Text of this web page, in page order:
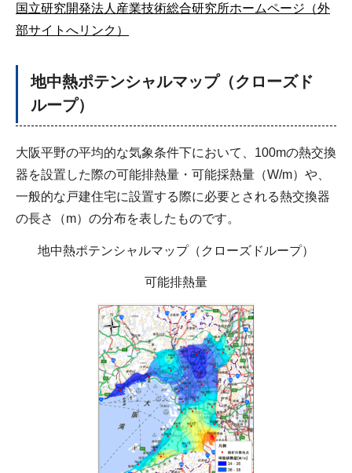
国立研究開発法人産業技術総合研究所ホームページ（外
部サイトへリンク）
地中熱ポテンシャルマップ（クローズド
ループ）
大阪平野の平均的な気象条件下において、100mの熱交換
器を設置した際の可能排熱量・可能採熱量（W/m）や、
一般的な戸建住宅に設置する際に必要とされる熱交換器
の長さ（m）の分布を表したものです。
地中熱ポテンシャルマップ（クローズドループ）
可能排熱量